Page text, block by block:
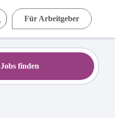
Für Arbeitgeber
Jobs finden